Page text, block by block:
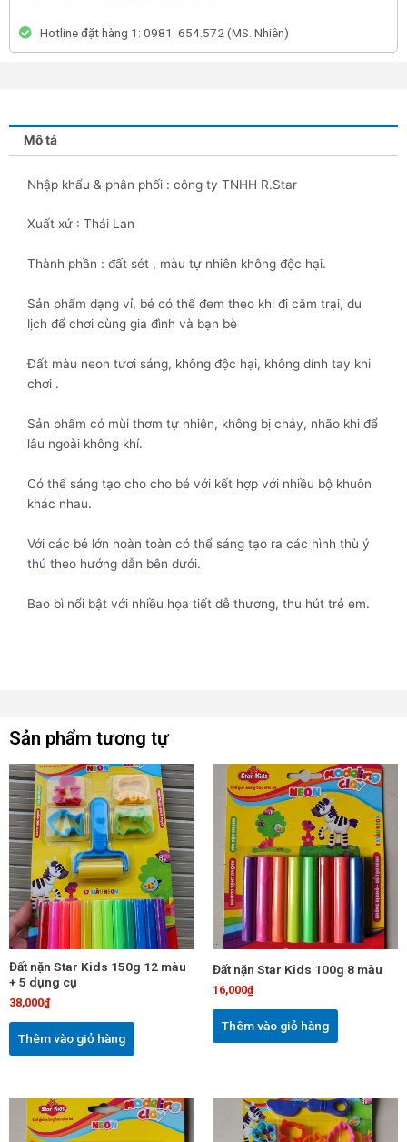
Hotline đặt hàng 1: 0981. 654.572 (MS. Nhiên)
Mô tả
Nhập khẩu & phân phối : công ty TNHH R.Star
Xuất xứ : Thái Lan
Thành phần : đất sét , màu tự nhiên không độc hại.
Sản phẩm dạng vỉ, bé có thể đem theo khi đi cắm trại, du
lịch để chơi cùng gia đình và bạn bè
Đất màu neon tươi sáng, không độc hại, không dính tay khi
chơi .
Sản phẩm có mùi thơm tự nhiên, không bị chảy, nhão khi để
lâu ngoài không khí.
Có thể sáng tạo cho cho bé với kết hợp với nhiều bộ khuôn
khác nhau.
Với các bé lớn hoàn toàn có thể sáng tạo ra các hình thù ý
thú theo hướng dẫn bên dưới.
Bao bì nổi bật với nhiều họa tiết dễ thương, thu hút trẻ em.
Sản phẩm tương tự
Đất nặn Star Kids 150g 12 màu
+ 5 dụng cụ
38,000₫
Thêm vào giỏ hàng
Đất nặn Star Kids 100g 8 màu
16,000₫
Thêm vào giỏ hàng